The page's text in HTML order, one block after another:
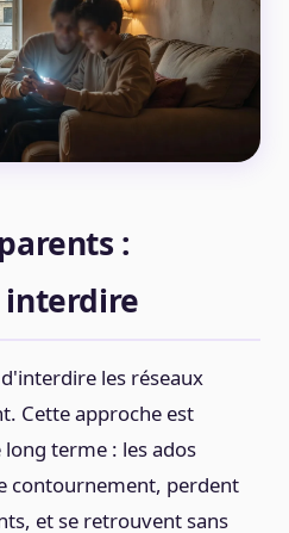
:
interdire
les réseaux
Cette approche est
terme : les ados
contournement, perdent
et se retrouvent sans